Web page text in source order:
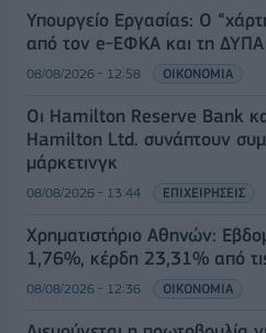
Υπουργείο Εργασίας: Ο
από τον e-ΕΦΚΑ και τη ΔΥΠΑ
08/08/2026 - 12:58 ΟΙΚΟΝΟΜΙΑ
Οι Hamilton Reserve Bank
Hamilton Ltd. συνάπτουν
μάρκετινγκ
08/08/2026 - 13:44 ΕΠΙΧΕΙΡΗΣΕΙΣ
Χρηματιστήριο Αθηνών:
1,76%, κέρδη 23,31% από
08/08/2026 - 12:36 ΟΙΚΟΝΟΜΙΑ